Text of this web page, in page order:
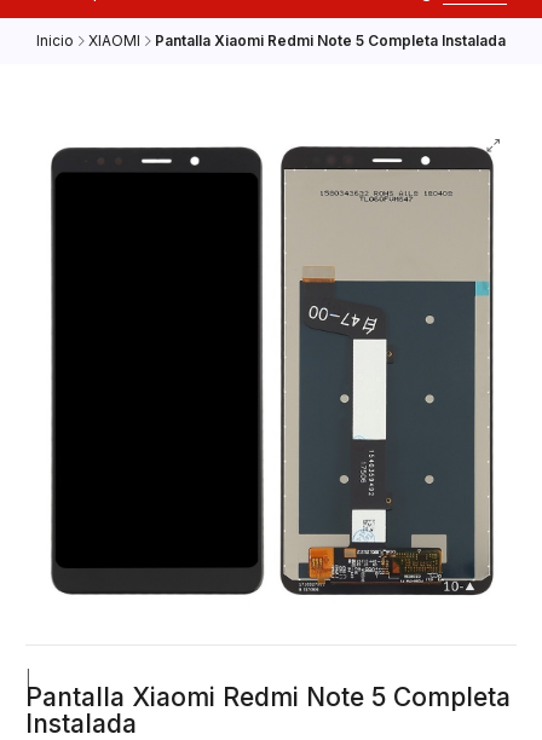
Inicio XIAOMI Pantalla Xiaomi Redmi Note 5 Completa Instalada
Pantalla Xiaomi Redmi Note 5 Completa
Instalada